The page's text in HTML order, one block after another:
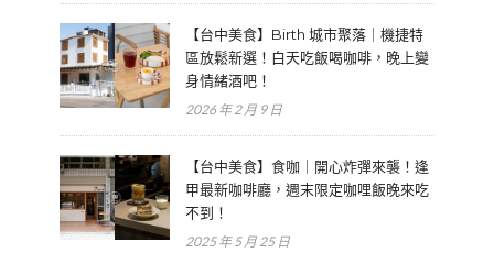
【台中美食】Birth 城市聚落｜機捷特
區放鬆新選！白天吃飯喝咖啡，晚上變
身情緒酒吧！
2026 年 2 月 9 日
【台中美食】食咖｜開心炸彈來襲！逢
甲最新咖啡廳，週末限定咖哩飯晚來吃
不到！
2025 年 5 月 25 日